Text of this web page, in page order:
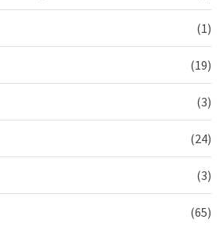
(1)
(19)
(3)
(24)
(3)
(65)